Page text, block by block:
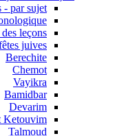
- par sujet
leçons
juives
Berechite
Chemot
Vayikra
Bamidbar
Devarim
Ketouvim
Talmoud